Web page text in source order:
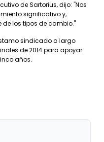
de Sartorius, dijo: "Nos
significativo y,
los tipos de cambio."
sindicado a largo
de 2014 para apoyar
años.